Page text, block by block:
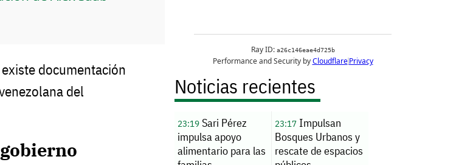
documentación
del
Noticias recientes
23:19 Sari Pérez
impulsa apoyo
alimentario para las
23:17Impulsan
Bosques Urbanos y
rescate de espacios